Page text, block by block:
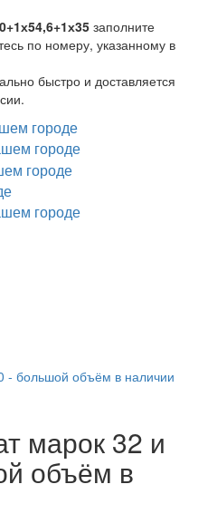
заполните
по номеру, указанному в
быстро и доставляется
- большой объём в наличии
марок 32 и
объём в